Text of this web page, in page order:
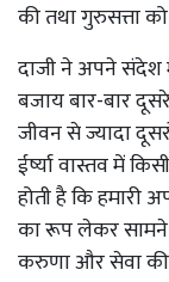
की तथा गुरुसत्ता
दाजी ने अपने संदेश
बजाय बार-बार
जीवन से ज्यादा
ईर्ष्या वास्तव में
होती है कि हमारी
का रूप लेकर सामने
करुणा और सेवा की